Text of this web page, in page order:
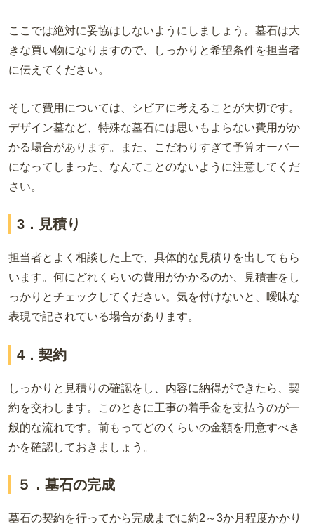
ここでは絶対に妥協はしないようにしましょう。墓石は大
きな買い物になりますので、しっかりと希望条件を担当者
に伝えてください。
そして費用については、シビアに考えることが大切です。
デザイン墓など、特殊な墓石には思いもよらない費用がか
かる場合があります。また、こだわりすぎて予算オーバー
になってしまった、なんてことのないように注意してくだ
さい。
3．見積り
担当者とよく相談した上で、具体的な見積りを出してもら
います。何にどれくらいの費用がかかるのか、見積書をし
っかりとチェックしてください。気を付けないと、曖昧な
表現で記されている場合があります。
4．契約
しっかりと見積りの確認をし、内容に納得ができたら、契
約を交わします。このときに工事の着手金を支払うのが一
般的な流れです。前もってどのくらいの金額を用意すべき
かを確認しておきましょう。
５．墓石の完成
墓石の契約を行ってから完成までに約2～3か月程度かかり